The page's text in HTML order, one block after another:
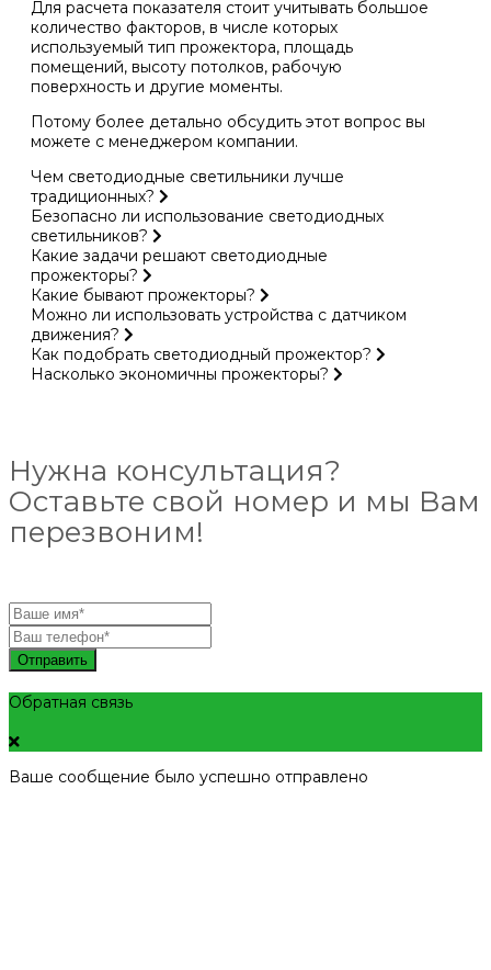
Для расчета показателя стоит учитывать большое
количество факторов, в числе которых
используемый тип прожектора, площадь
помещений, высоту потолков, рабочую
поверхность и другие моменты.
Потому более детально обсудить этот вопрос вы
можете с менеджером компании.
Чем светодиодные светильники лучше
традиционных?
Безопасно ли использование светодиодных
светильников?
Какие задачи решают светодиодные
прожекторы?
Какие бывают прожекторы?
Можно ли использовать устройства с датчиком
движения?
Как подобрать светодиодный прожектор?
Насколько экономичны прожекторы?
Нужна консультация?
Оставьте свой номер и мы Вам
перезвоним!
Отправить
Обратная связь
Ваше сообщение было успешно отправлено